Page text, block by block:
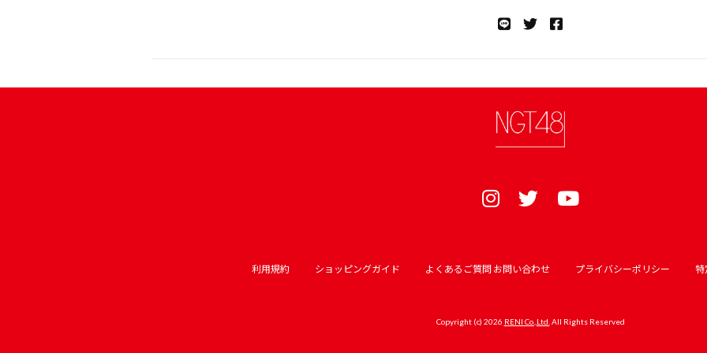
利用規約 ショッピングガイド よくあるご質問 お問い合わせ プライバシーポリシー 特
Copyright (c) 2026 RENI Co.,Ltd. All Rights Reserved